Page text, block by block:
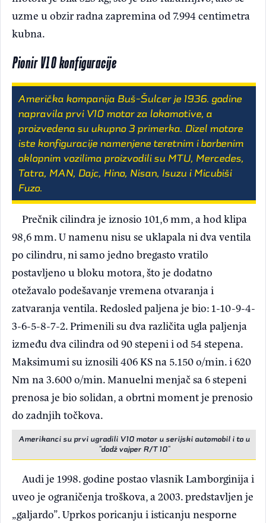
uzme u obzir radna zapremina od 7.994 centimetra
kubna.
Pionir V10 konfiguracije
Američka kompanija Buš-Šulcer je 1936. godine
napravila prvi V10 motor za lokomotive, a
proizvedena su ukupno 3 primerka. Dizel motore
iste konfiguracije namenjene teretnim i borbenim
oklopnim vozilima proizvodili su MTU, Mercedes,
Tatra, MAN, Dajc, Hino, Nisan, Isuzu i Micubiši
Fuzo.
Prečnik cilindra je iznosio 101,6 mm, a hod klipa
98,6 mm. U namenu nisu se uklapala ni dva ventila
po cilindru, ni samo jedno bregasto vratilo
postavljeno u bloku motora, što je dodatno
otežavalo podešavanje vremena otvaranja i
zatvaranja ventila. Redosled paljena je bio: 1-10-9-4-
3-6-5-8-7-2. Primenili su dva različita ugla paljenja
između dva cilindra od 90 stepeni i od 54 stepena.
Maksimumi su iznosili 406 KS na 5.150 o/min. i 620
Nm na 3.600 o/min. Manuelni menjač sa 6 stepeni
prenosa je bio solidan, a obrtni moment je prenosio
do zadnjih točkova.
Amerikanci su prvi ugradili V10 motor u serijski automobil i to u
"dodž vajper R/T 10"
Audi je 1998. godine postao vlasnik Lamborginija i
uveo je ograničenja troškova, a 2003. predstavljen je
„galjardo”. Uprkos poricanju i isticanju nesporne